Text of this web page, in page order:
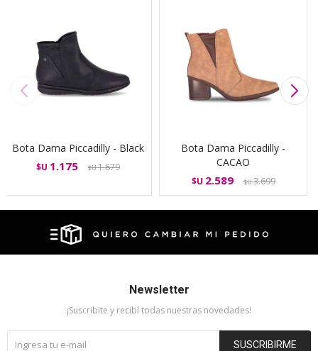
Bota Dama Piccadilly - Black
$U 1.175 $U1.679
Bota Dama Piccadilly -
CACAO
$U 2.589 $U3.699
Newsletter
¡Suscribite y recibí todas nuestras novedades!
SUSCRIBIRME